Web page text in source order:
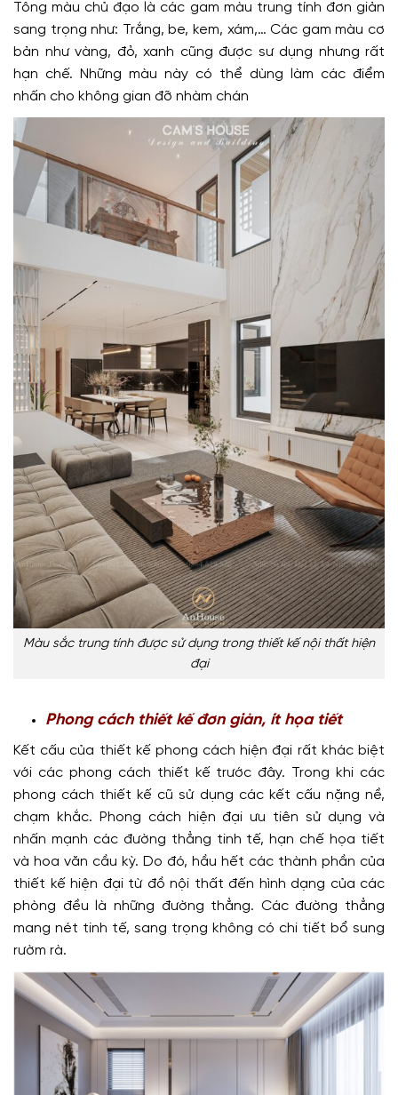
Tông màu chủ đạo là các gam màu trung tính đơn giản
sang trọng như: Trắng, be, kem, xám,… Các gam màu cơ
bản như vàng, đỏ, xanh cũng được sư dụng nhưng rất
hạn chế. Những màu này có thể dùng làm các điểm
nhấn cho không gian đỡ nhàm chán
Màu sắc trung tính được sử dụng trong thiết kế nội thất hiện
đại
Phong cách thiết kế đơn giản, ít họa tiết
Kết cấu của thiết kế phong cách hiện đại rất khác biệt
với các phong cách thiết kế trước đây. Trong khi các
phong cách thiết kế cũ sử dụng các kết cấu nặng nề,
chạm khắc. Phong cách hiện đại ưu tiên sử dụng và
nhấn mạnh các đường thẳng tinh tế, hạn chế họa tiết
và hoa văn cầu kỳ. Do đó, hầu hết các thành phần của
thiết kế hiện đại từ đồ nội thất đến hình dạng của các
phòng đều là những đường thẳng. Các đường thẳng
mang nét tinh tế, sang trọng không có chi tiết bổ sung
rườm rà.